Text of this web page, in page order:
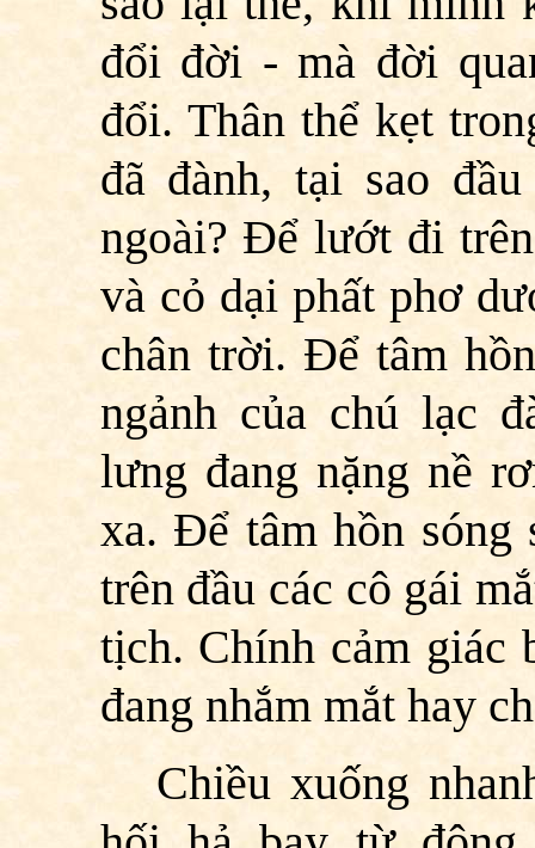
đổi đời - mà đời
đổi. Thân thể kẹt
đã đành, tại sao
ngoài? Để lướt đi
và cỏ dại phất phơ
chân trời. Để tâm
ngảnh của chú lạc
lưng đang nặng nề
xa. Để tâm hồn sóng
trên đầu các cô gái
tịch. Chính cảm giác
đang nhắm mắt hay
Chiều xuống